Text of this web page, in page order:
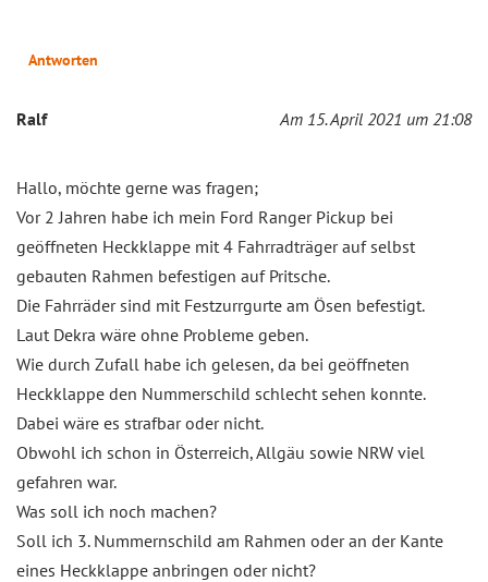
Antworten
Ralf Am 15. April 2021 um 21:08
Hallo, möchte gerne was fragen;
Vor 2 Jahren habe ich mein Ford Ranger Pickup bei
geöffneten Heckklappe mit 4 Fahrradträger auf selbst
gebauten Rahmen befestigen auf Pritsche.
Die Fahrräder sind mit Festzurrgurte am Ösen befestigt.
Laut Dekra wäre ohne Probleme geben.
Wie durch Zufall habe ich gelesen, da bei geöffneten
Heckklappe den Nummerschild schlecht sehen konnte.
Dabei wäre es strafbar oder nicht.
Obwohl ich schon in Österreich, Allgäu sowie NRW viel
gefahren war.
Was soll ich noch machen?
Soll ich 3. Nummernschild am Rahmen oder an der Kante
eines Heckklappe anbringen oder nicht?